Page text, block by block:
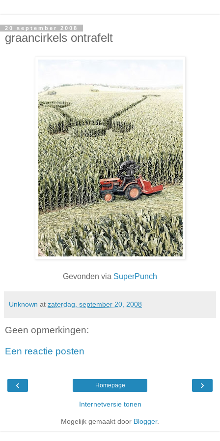
20 september 2008
graancirkels ontrafelt
Gevonden via SuperPunch
Unknown at zaterdag, september 20, 2008
Geen opmerkingen:
Een reactie posten
‹ ›
Homepage
Internetversie tonen
Mogelijk gemaakt door Blogger.